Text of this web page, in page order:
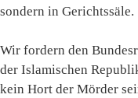
sondern in Gerichtssäle.
Wir fordern den
der Islamischen
kein Hort der Mörder